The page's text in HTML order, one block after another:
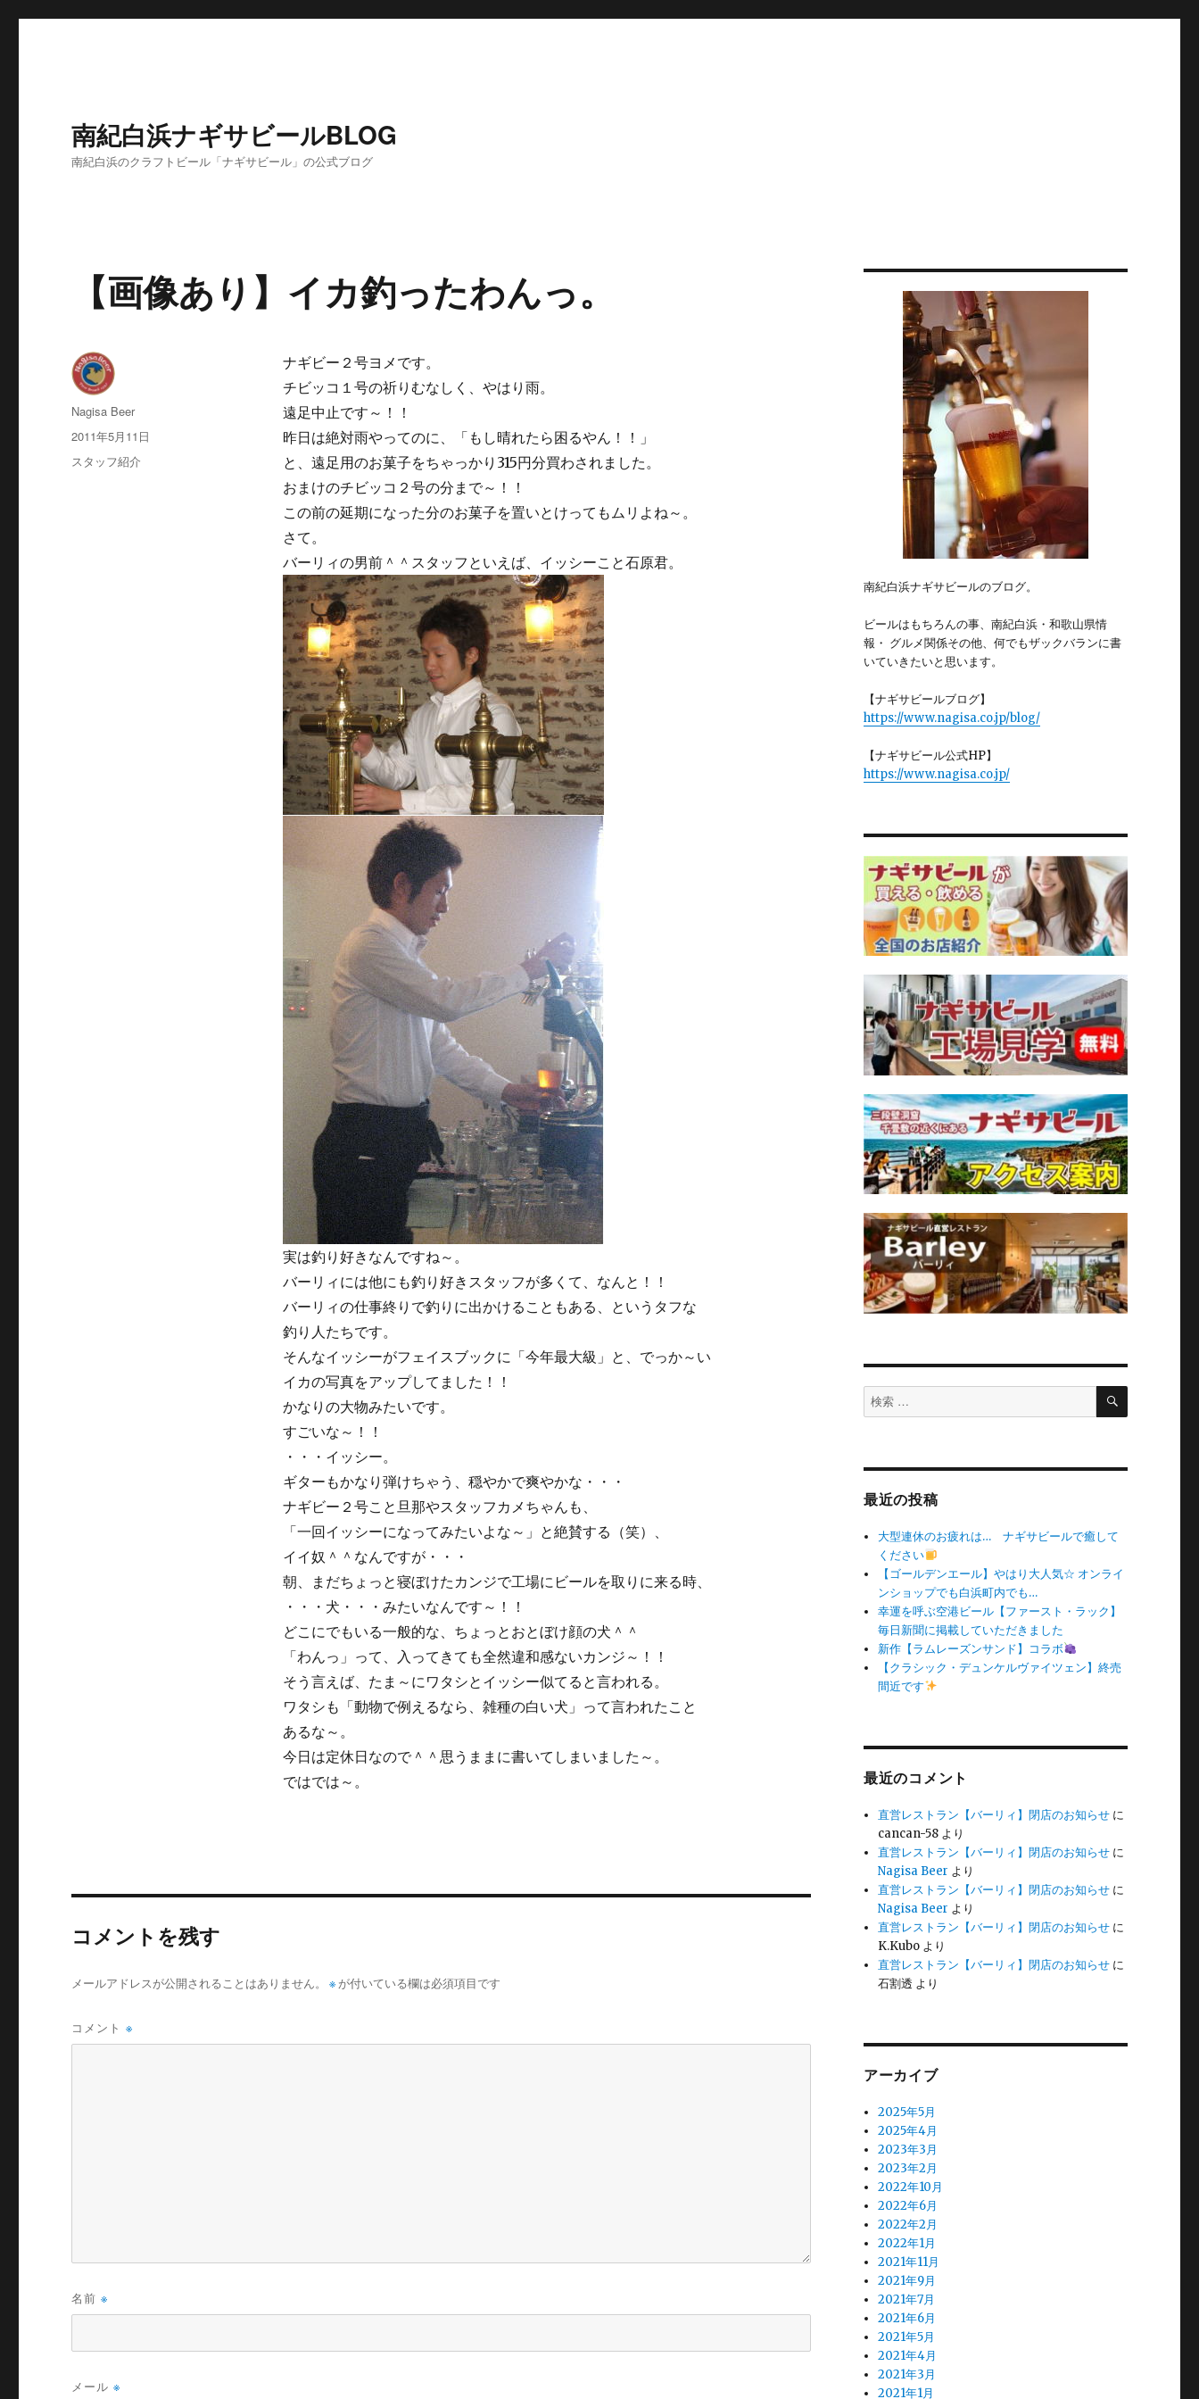
南紀白浜ナギサビールBLOG
南紀白浜のクラフトビール「ナギサビール」の公式ブログ
【画像あり】イカ釣ったわんっ。
ナギビー２号ヨメです。
チビッコ１号の祈りむなしく、やはり雨。
遠足中止です～！！
昨日は絶対雨やってのに、「もし晴れたら困るやん！！」
と、遠足用のお菓子をちゃっかり315円分買わされました。
おまけのチビッコ２号の分まで～！！
この前の延期になった分のお菓子を置いとけってもムリよね～。
さて。
バーリィの男前＾＾スタッフといえば、イッシーこと石原君。
実は釣り好きなんですね～。
バーリィには他にも釣り好きスタッフが多くて、なんと！！
バーリィの仕事終りで釣りに出かけることもある、というタフな
釣り人たちです。
そんなイッシーがフェイスブックに「今年最大級」と、でっか～い
イカの写真をアップしてました！！
かなりの大物みたいです。
すごいな～！！
・・・イッシー。
ギターもかなり弾けちゃう、穏やかで爽やかな・・・
ナギビー２号こと旦那やスタッフカメちゃんも、
「一回イッシーになってみたいよな～」と絶賛する（笑）、
イイ奴＾＾なんですが・・・
朝、まだちょっと寝ぼけたカンジで工場にビールを取りに来る時、
・・・犬・・・みたいなんです～！！
どこにでもいる一般的な、ちょっとおとぼけ顔の犬＾＾
「わんっ」って、入ってきても全然違和感ないカンジ～！！
そう言えば、たま～にワタシとイッシー似てると言われる。
ワタシも「動物で例えるなら、雑種の白い犬」って言われたこと
あるな～。
今日は定休日なので＾＾思うままに書いてしまいました～。
ではでは～。
投
稿
Nagisa Beer
投
稿
日:
2011年5月11日
カ
スタッフ紹介
コメントを残す
メールアドレスが公開されることはありません。 ※ が付いている欄は必須項目です
コメント※
名前※
メール※
南紀白浜ナギサビールのブログ。
ビールはもちろんの事、南紀白浜・和歌山県情
報・ グルメ関係その他、何でもザックバランに書
いていきたいと思います。
【ナギサビールブログ】
https://www.nagisa.co.jp/blog/
【ナギサビール公式HP】
https://www.nagisa.co.jp/
検
索
検
最近の投稿
大型連休のお疲れは… ナギサビールで癒して
ください
【ゴールデンエール】やはり大人気☆ オンライ
ンショップでも白浜町内でも…
幸運を呼ぶ空港ビール【ファースト・ラック】
毎日新聞に掲載していただきました
新作【ラムレーズンサンド】コラボ
【クラシック・デュンケルヴァイツェン】終売
間近です
最近のコメント
直営レストラン【バーリィ】閉店のお知らせ に
cancan-58 より
直営レストラン【バーリィ】閉店のお知らせ に
Nagisa Beer より
直営レストラン【バーリィ】閉店のお知らせ に
Nagisa Beer より
直営レストラン【バーリィ】閉店のお知らせ に
K.Kubo より
直営レストラン【バーリィ】閉店のお知らせ に
石割透 より
アーカイブ
2025年5月
2025年4月
2023年3月
2023年2月
2022年10月
2022年6月
2022年2月
2022年1月
2021年11月
2021年9月
2021年7月
2021年6月
2021年5月
2021年4月
2021年3月
2021年1月